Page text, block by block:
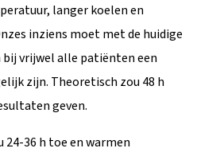
langer koelen en
inziens moet met de huidige
vrijwel alle patiënten een
zijn. Theoretisch zou 48 h
geven.
24-36 h toe en warmen